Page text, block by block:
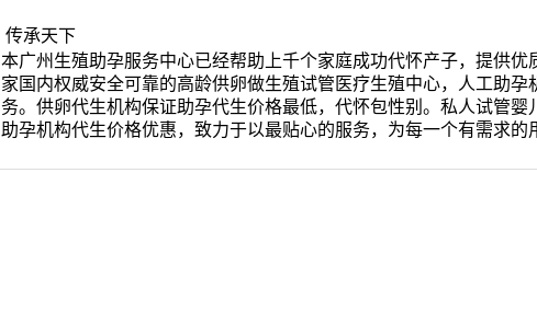
传承天下
本广州生殖助孕服务中心已经帮助上千个家庭成功代怀产子，提供优
家国内权威安全可靠的高龄供卵做生殖试管医疗生殖中心，人工助孕
务。供卵代生机构保证助孕代生价格最低，代怀包性别。私人试管婴
助孕机构代生价格优惠，致力于以最贴心的服务，为每一个有需求的